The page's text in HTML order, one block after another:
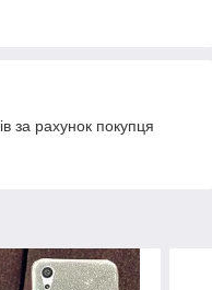
за рахунок покупця